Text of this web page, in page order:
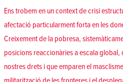
Ens trobem en un context de crisi
afectació particularment forta en les
Creixement de la pobresa,
posicions reaccionàries a escala
nostres drets i que emparen el